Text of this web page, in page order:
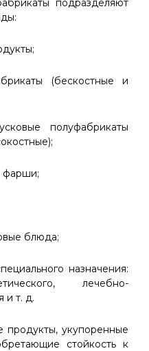
подразделяют
(бескостные и
полуфабрикаты
фарши;
блюда;
назначения:
лечебно-
и т. д.
укупоренные
стойкость к